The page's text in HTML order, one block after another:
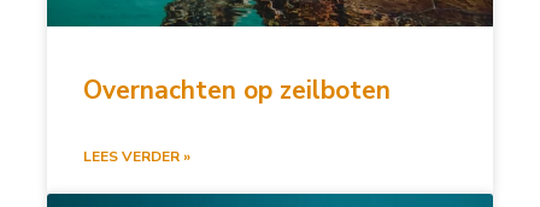
Overnachten op zeilboten
LEES VERDER »